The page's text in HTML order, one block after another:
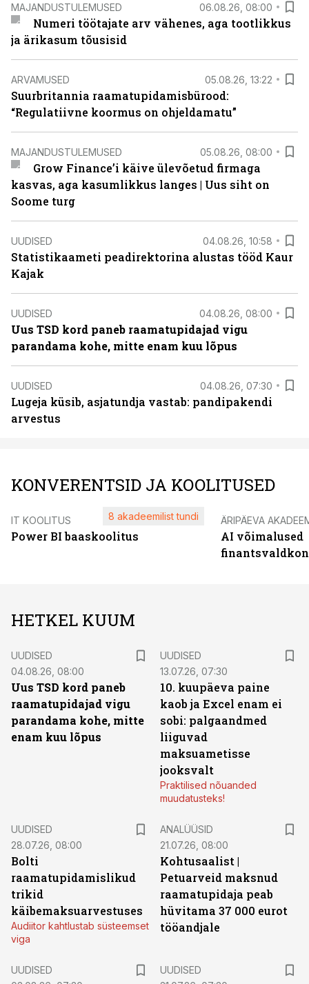
MAJANDUSTULEMUSED 06.08.26, 08:00
Numeri töötajate arv vähenes, aga tootlikkus
ja ärikasum tõusisid
ARVAMUSED 05.08.26, 13:22
Suurbritannia raamatupidamisbürood:
“Regulatiivne koormus on ohjeldamatu”
MAJANDUSTULEMUSED 05.08.26, 08:00
Grow Finance’i käive ülevõetud firmaga
kasvas, aga kasumlikkus langes | Uus siht on
Soome turg
UUDISED 04.08.26, 10:58
Statistikaameti peadirektorina alustas tööd Kaur
Kajak
UUDISED 04.08.26, 08:00
Uus TSD kord paneb raamatupidajad vigu
parandama kohe, mitte enam kuu lõpus
UUDISED 04.08.26, 07:30
Lugeja küsib, asjatundja vastab: pandipakendi
arvestus
KONVERENTSID JA KOOLITUSED
IT KOOLITUS
Power BI baaskoolitus
8 akadeemilist tundi ÄRIPÄEVA
AI võimalused
HETKEL KUUM
UUDISED
04.08.26, 08:00
Uus TSD kord paneb
raamatupidajad vigu
parandama kohe, mitte
enam kuu lõpus
UUDISED
13.07.26, 07:30
10. kuupäeva paine
kaob ja Excel enam ei
sobi: palgaandmed
liiguvad
maksuametisse
jooksvalt
Praktilised nõuanded
muudatusteks!
UUDISED
28.07.26, 08:00
Bolti
raamatupidamislikud
trikid
käibemaksuarvestuses
Audiitor kahtlustab süsteemset
viga
ANALÜÜSID
21.07.26, 08:00
Kohtusaalist |
Petuarveid maksnud
raamatupidaja peab
hüvitama 37 000 eurot
tööandjale
UUDISED
UUDISED